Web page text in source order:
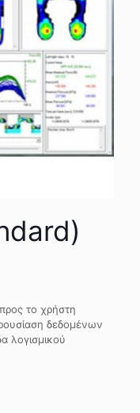
το χρήστη
δεδομένων
λογισμικού